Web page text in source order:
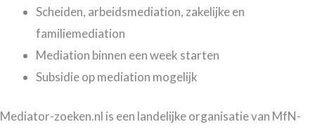
Scheiden, arbeidsmediation, zakelijke en
familiemediation
Mediation binnen een week starten
Subsidie op mediation mogelijk
Mediator-zoeken.nl is een landelijke organisatie van MfN-